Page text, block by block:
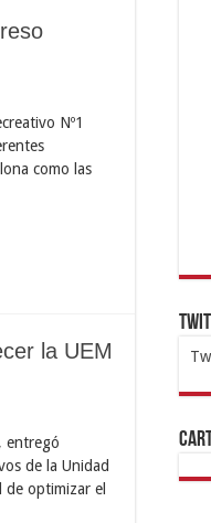
Nº1
como las
la UEM
entregó
de la Unidad
de optimizar el